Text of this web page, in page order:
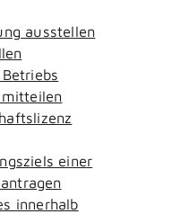
ausstellen
einer
innerhalb